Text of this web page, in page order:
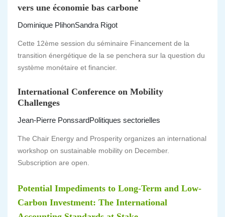
vers une économie bas carbone
Dominique PlihonSandra Rigot
Cette 12ème session du séminaire Financement de la
transition énergétique de la se penchera sur la question du
système monétaire et financier.
International Conference on Mobility
Challenges
Jean-Pierre PonssardPolitiques sectorielles
The Chair Energy and Prosperity organizes an international
workshop on sustainable mobility on December.
Subscription are open.
Potential Impediments to Long-Term and Low-
Carbon Investment: The International